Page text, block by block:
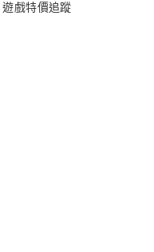
戲特價追蹤